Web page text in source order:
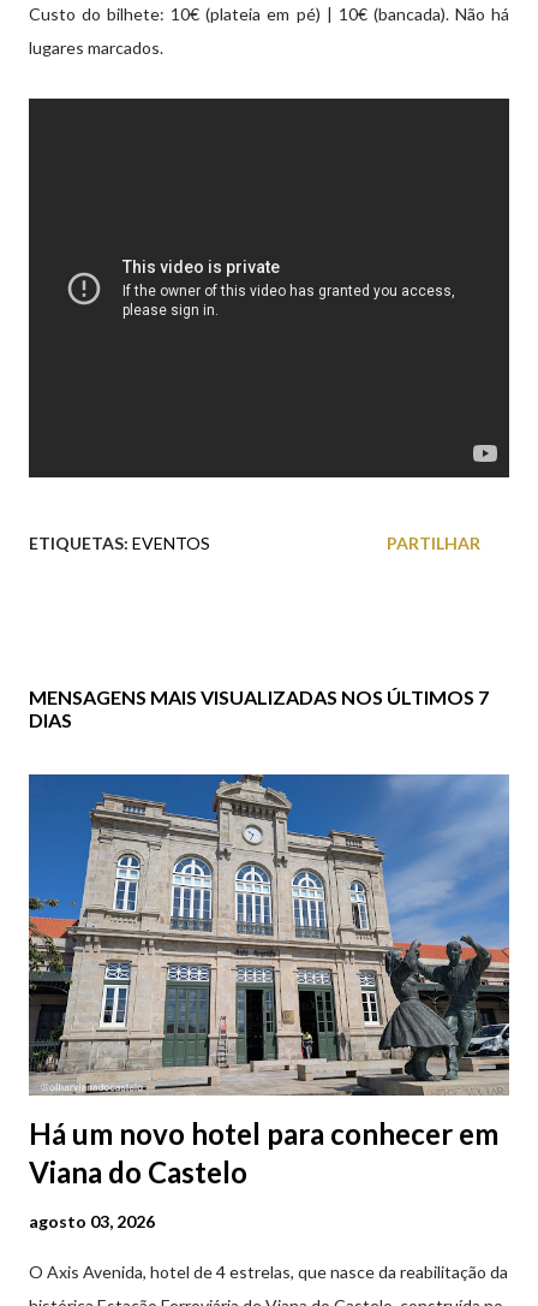
Custo do bilhete: 10€ (plateia em pé) | 10€ (bancada). Não há
lugares marcados.
ETIQUETAS: EVENTOS PARTILHAR
MENSAGENS MAIS VISUALIZADAS NOS ÚLTIMOS 7
DIAS
Há um novo hotel para conhecer em
Viana do Castelo
agosto 03, 2026
O Axis Avenida, hotel de 4 estrelas, que nasce da reabilitação da